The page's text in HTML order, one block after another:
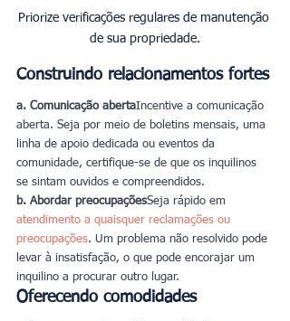
Priorize verificações regulares de manutenção
de sua propriedade.
Construindo relacionamentos fortes
a. Comunicação abertaIncentive a comunicação
aberta. Seja por meio de boletins mensais, uma
linha de apoio dedicada ou eventos da
comunidade, certifique-se de que os inquilinos
se sintam ouvidos e compreendidos.
b. Abordar preocupaçõesSeja rápido em
atendimento a quaisquer reclamações ou
preocupações. Um problema não resolvido pode
levar à insatisfação, o que pode encorajar um
inquilino a procurar outro lugar.
Oferecendo comodidades